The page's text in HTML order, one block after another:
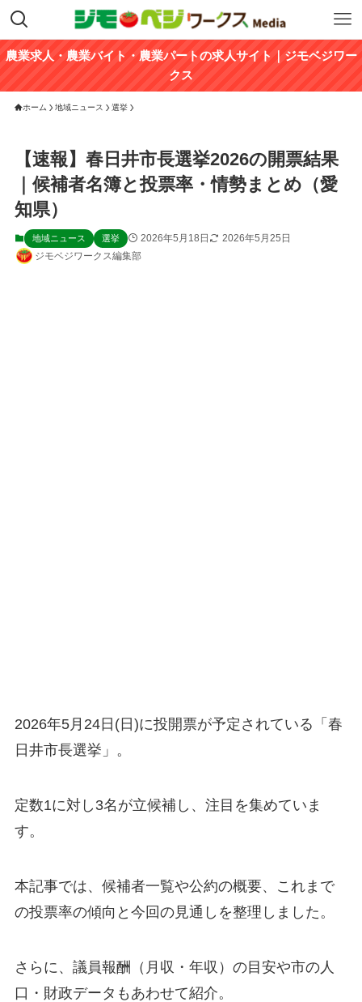
農業求人・農業バイト・農業パートの求人サイト｜ジモベジワー
クス
ホーム 地域ニュース 選挙
【速報】春日井市長選挙2026の開票結果
｜候補者名簿と投票率・情勢まとめ（愛
知県）
地域ニュース 選挙 2026年5月18日
2026年5月25日
ジモベジワークス編集部
2026年5月24日(日)に投開票が予定されている「春
日井市長選挙」。
定数1に対し3名が立候補し、注目を集めていま
す。
本記事では、候補者一覧や公約の概要、これまで
の投票率の傾向と今回の見通しを整理しました。
さらに、議員報酬（月収・年収）の目安や市の人
口・財政データもあわせて紹介。